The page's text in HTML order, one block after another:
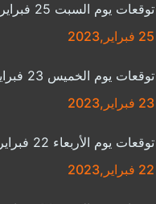
توقعات يوم السبت 25 فبراير
25 فبراير,2023
توقعات يوم الخميس 23 فبراير
23 فبراير,2023
توقعات يوم الأربعاء 22 فبراير
22 فبراير,2023